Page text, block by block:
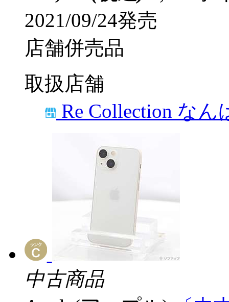
2021/09/24発売
店舗併売品
取扱店舗
Re Collection なん
中古商品